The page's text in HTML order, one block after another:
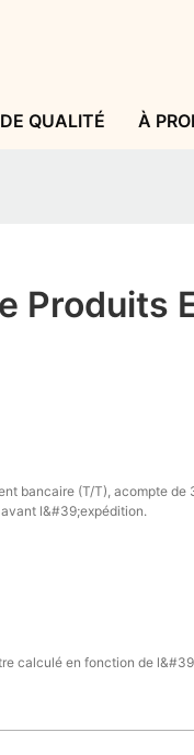
QUALITÉ À
Produits
bancaire (T/T), acompte
l&#39;expédition.
calculé en fonction de